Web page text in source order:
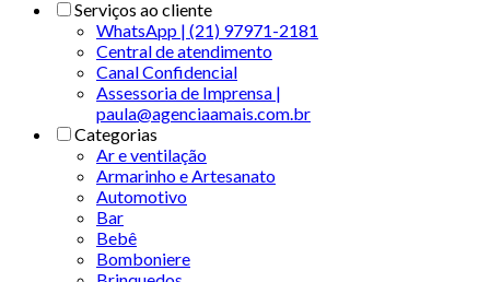
Serviços ao cliente
WhatsApp | (21) 97971-2181
Central de atendimento
Canal Confidencial
Assessoria de Imprensa |
paula@agenciaamais.com.br
Categorias
Ar e ventilação
Armarinho e Artesanato
Automotivo
Bar
Bebê
Bomboniere